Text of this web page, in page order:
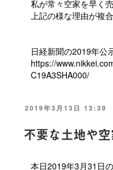
私が常々空家を早く
上記の様な理由が複
日経新聞の2019年公
https://
C19A3SHA000/
投
2019年3月13日 13:39
不要な土地や
本日2019年3月31日